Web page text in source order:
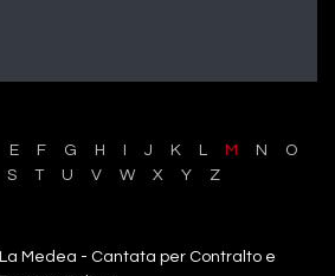
E F G H J K L M N
O
S T U V W X Y Z
La Medea - Cantata per Contralto e